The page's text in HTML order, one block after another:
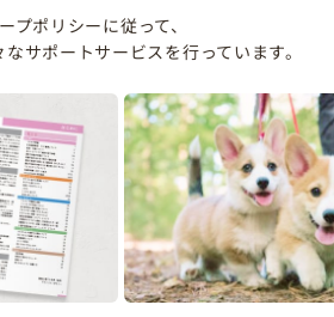
ポリシーに従って、
サポートサービスを行っています。